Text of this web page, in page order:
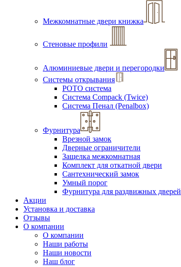
Межкомнатные двери книжка
Стеновые профили
Алюминиевые двери и перегородки
Системы открывания
РОТО система
Система Compack (Twice)
Система Пенал (Penalbox)
Фурнитура
Врезной замок
Дверные ограничители
Защелка межкомнатная
Комплект для откатной двери
Сантехнический замок
Умный порог
Фурнитура для раздвижных дверей
Акции
Установка и доставка
Отзывы
О компании
О компании
Наши работы
Наши новости
Наш блог